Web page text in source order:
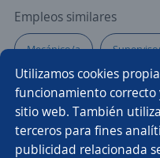
Utilizamos cookies
funcionamiento correcto
sitio web. También
terceros para fines
publicidad relacionada
Empleos similares
Mecánico/a
Técnico/a de
Operario/a Técnico/a
Buscar es